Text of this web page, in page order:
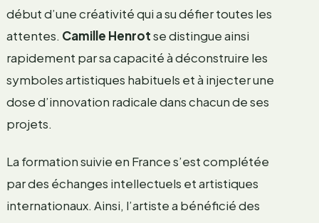
début d’une créativité qui a su défier toutes les
attentes. Camille Henrotse distingue ainsi
rapidement par sa capacité à déconstruire les
symboles artistiques habituels et à injecter une
dose d’innovation radicale dans chacun de ses
projets.
La formation suivie en France s’est complétée
par des échanges intellectuels et artistiques
internationaux. Ainsi, l’artiste a bénéficié des